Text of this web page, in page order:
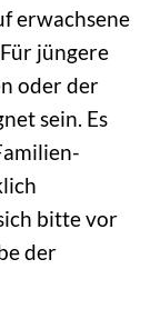
erwachsene
jüngere
oder der
sein. Es
bitte vor
der